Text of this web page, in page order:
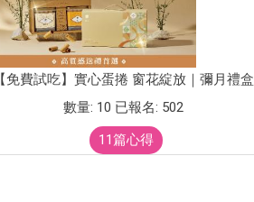
【免費試吃】實心蛋捲 窗花綻放｜彌月禮盒
數量: 10 已報名: 502
11篇心得